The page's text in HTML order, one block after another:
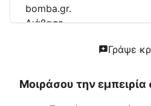
Γράψε
Μοιράσου την εμπειρία